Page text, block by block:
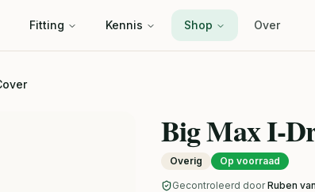
Fitting Kennis Shop Over
Big Max I-
Overig Op voorraad
Gecontroleerd door Ruben